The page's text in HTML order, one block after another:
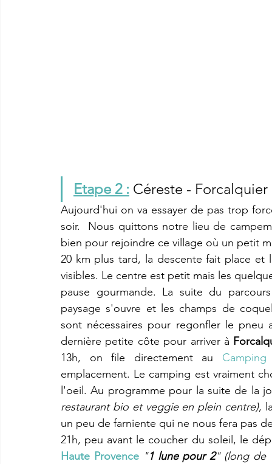
Etape 2 : Céreste -
Aujourd'hui on va essayer de pas trop
soir.  Nous quittons notre lieu de
bien pour rejoindre ce village où un petit
20 km plus tard, la descente fait place
visibles. Le centre est petit mais les
pause gourmande. La suite du
paysage s'ouvre et les champs de
sont nécessaires pour regonfler le pneu
dernière petite côte pour arriver à
13h, on file directement au
emplacement. Le camping est vraiment
l'oeil. Au programme pour la suite de la
restaurant bio et veggie en plein centre),
un peu de farniente qui ne nous fera pas
21h, peu avant le coucher du soleil, le
Haute Provence "1 lune pour 2" (long de